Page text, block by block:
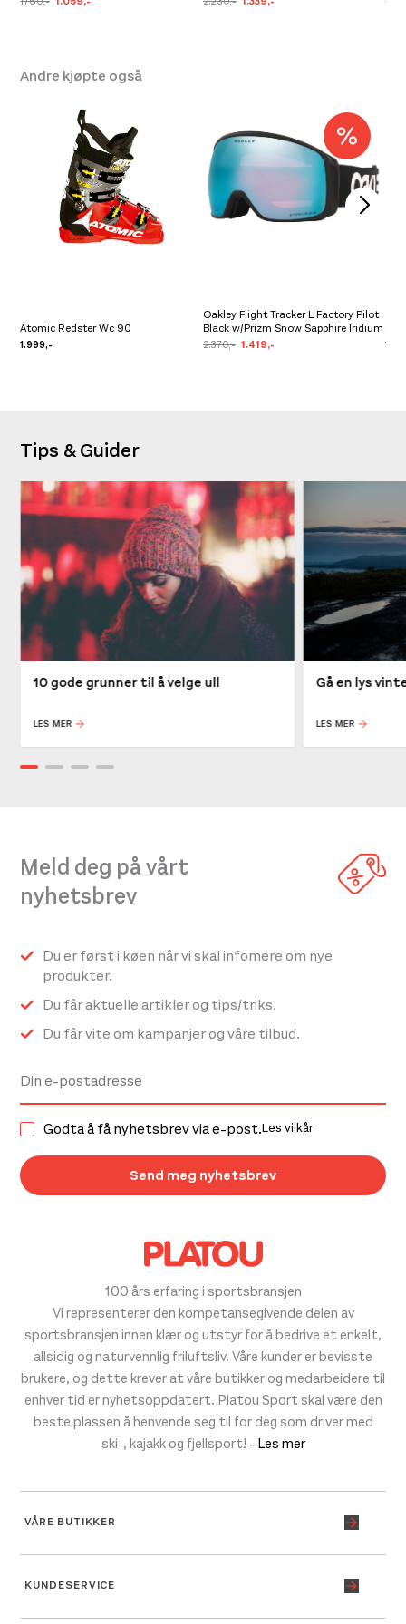
Andre kjøpte også
Atomic Redster Wc 90
1.999,-
Oakley Flight Tracker L Factory Pilot
Black w/Prizm Snow Sapphire Iridium
2.370,- 1.419,-
Tips & Guider
10 gode grunner til å velge ull
LES MER
Gå en lys
LES MER
100 års erfaring i sportsbransjen
Vi representerer den kompetansegivende delen av
sportsbransjen innen klær og utstyr for å bedrive et enkelt,
allsidig og naturvennlig friluftsliv. Våre kunder er bevisste
brukere, og dette krever at våre butikker og medarbeidere til
enhver tid er nyhetsoppdatert. Platou Sport skal være den
beste plassen å henvende seg til for deg som driver med
ski-, kajakk og fjellsport! - Les mer
VÅRE BUTIKKER
KUNDESERVICE
Meld deg på vårt
nyhetsbrev
Du er først i køen når vi skal infomere om nye
produkter.
Du får aktuelle artikler og tips/triks.
Du får vite om kampanjer og våre tilbud.
Godta å få nyhetsbrev via e-post.Les vilkår